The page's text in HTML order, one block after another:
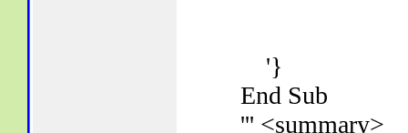
'}
End Sub
''' <summary>